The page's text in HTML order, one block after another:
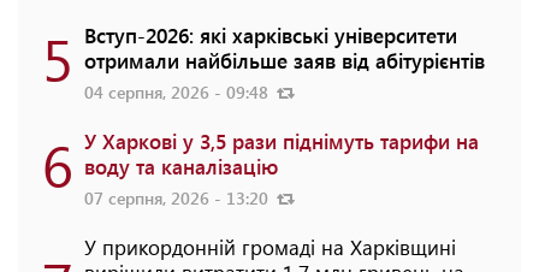
5 Вступ-2026: які харківські університети
отримали найбільше заяв від абітурієнтів
04 серпня, 2026 - 09:48
6 У Харкові у 3,5 рази піднімуть тарифи на
воду та каналізацію
07 серпня, 2026 - 13:20
У прикордонній громаді на Харківщині